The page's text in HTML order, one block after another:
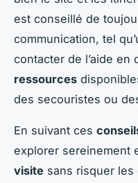
est conseillé de
communication, tel
contacter de l’aide en
ressources
des secouristes ou
En suivant ces
explorer sereinement
visite sans risquer